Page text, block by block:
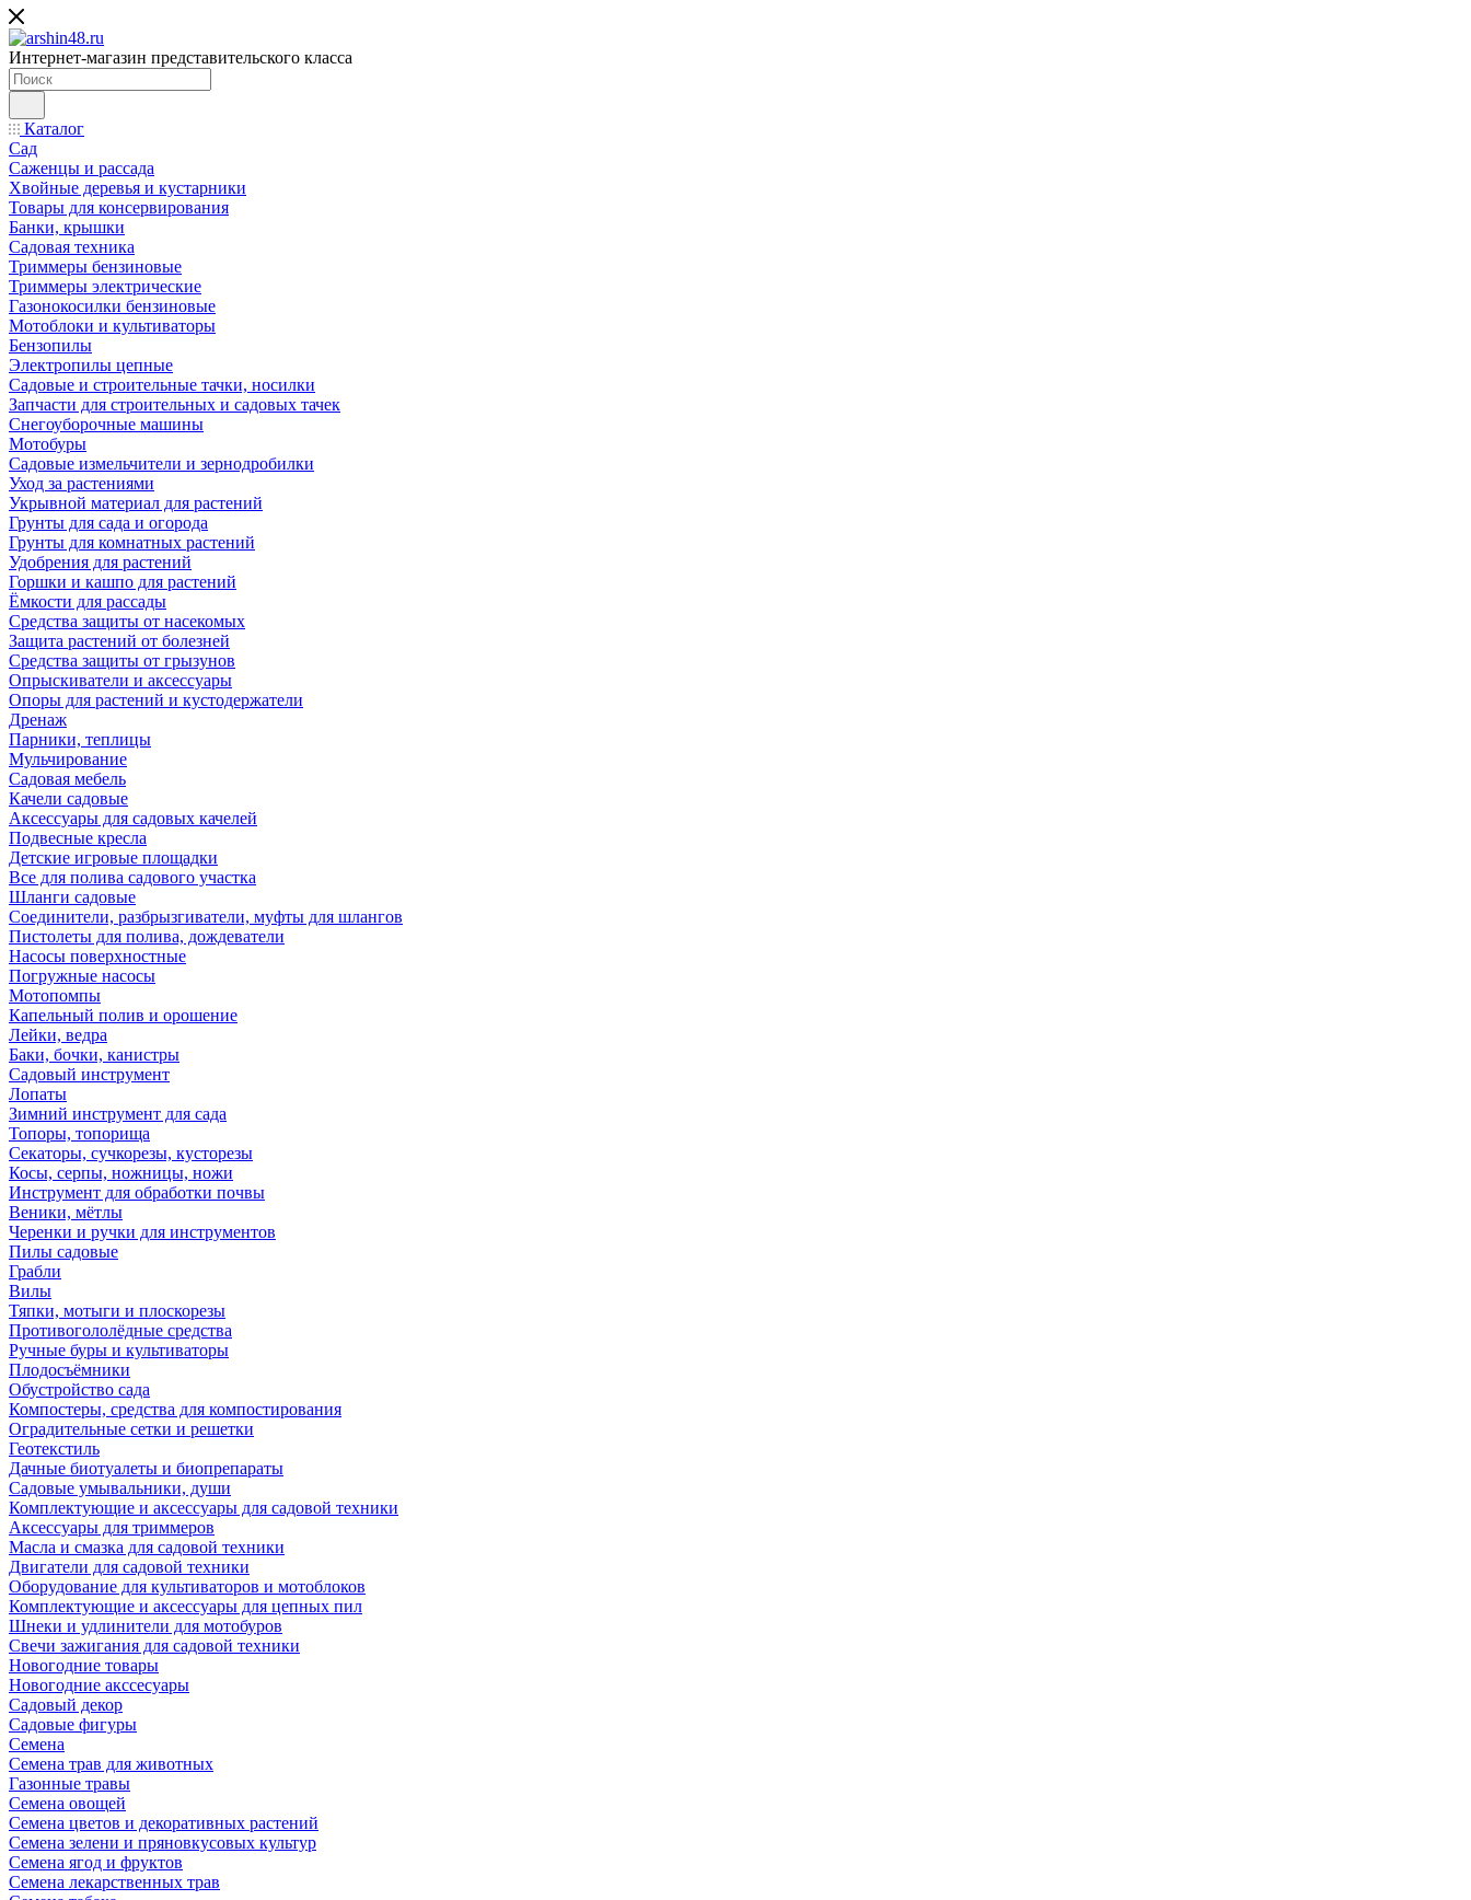
Интернет-магазин представительского класса
Каталог
Сад
Саженцы и рассада
Хвойные деревья и кустарники
Товары для консервирования
Банки, крышки
Садовая техника
Триммеры бензиновые
Триммеры электрические
Газонокосилки бензиновые
Мотоблоки и культиваторы
Бензопилы
Электропилы цепные
Садовые и строительные тачки, носилки
Запчасти для строительных и садовых тачек
Снегоуборочные машины
Мотобуры
Садовые измельчители и зернодробилки
Уход за растениями
Укрывной материал для растений
Грунты для сада и огорода
Грунты для комнатных растений
Удобрения для растений
Горшки и кашпо для растений
Ёмкости для рассады
Средства защиты от насекомых
Защита растений от болезней
Средства защиты от грызунов
Опрыскиватели и аксессуары
Опоры для растений и кустодержатели
Дренаж
Парники, теплицы
Мульчирование
Садовая мебель
Качели садовые
Аксессуары для садовых качелей
Подвесные кресла
Детские игровые площадки
Все для полива садового участка
Шланги садовые
Соединители, разбрызгиватели, муфты для шлангов
Пистолеты для полива, дождеватели
Насосы поверхностные
Погружные насосы
Мотопомпы
Капельный полив и орошение
Лейки, ведра
Баки, бочки, канистры
Садовый инструмент
Лопаты
Зимний инструмент для сада
Топоры, топорища
Секаторы, сучкорезы, кусторезы
Косы, серпы, ножницы, ножи
Инструмент для обработки почвы
Веники, мётлы
Черенки и ручки для инструментов
Пилы садовые
Грабли
Вилы
Тяпки, мотыги и плоскорезы
Противогололёдные средства
Ручные буры и культиваторы
Плодосъёмники
Обустройство сада
Компостеры, средства для компостирования
Оградительные сетки и решетки
Геотекстиль
Дачные биотуалеты и биопрепараты
Садовые умывальники, души
Комплектующие и аксессуары для садовой техники
Аксессуары для триммеров
Масла и смазка для садовой техники
Двигатели для садовой техники
Оборудование для культиваторов и мотоблоков
Комплектующие и аксессуары для цепных пил
Шнеки и удлинители для мотобуров
Свечи зажигания для садовой техники
Новогодние товары
Новогодние акссесуары
Садовый декор
Садовые фигуры
Семена
Семена трав для животных
Газонные травы
Семена овощей
Семена цветов и декоративных растений
Семена зелени и пряновкусовых культур
Семена ягод и фруктов
Семена лекарственных трав